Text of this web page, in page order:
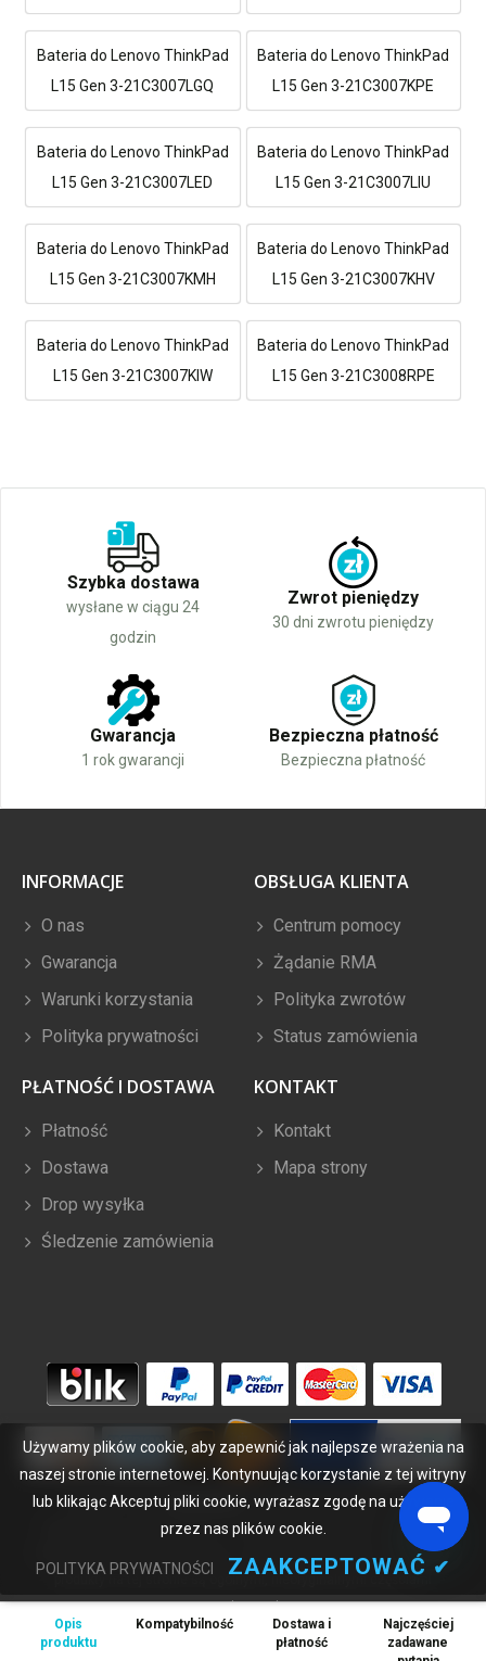
Opis
produktu
Kompatybilność
Dostawa i
płatność
Najczęściej
zadawane
Bateria do Lenovo ThinkPad
L15 Gen 3-21C3007LGQ
Bateria do Lenovo ThinkPad
L15 Gen 3-21C3007KPE
Bateria do Lenovo ThinkPad
L15 Gen 3-21C3007LED
Bateria do Lenovo ThinkPad
L15 Gen 3-21C3007LIU
Bateria do Lenovo ThinkPad
L15 Gen 3-21C3007KMH
Bateria do Lenovo ThinkPad
L15 Gen 3-21C3007KHV
Bateria do Lenovo ThinkPad
L15 Gen 3-21C3007KIW
Bateria do Lenovo ThinkPad
L15 Gen 3-21C3008RPE
Szybka dostawa
wysłane w ciągu 24
godzin
Zwrot pieniędzy
30 dni zwrotu pieniędzy
Gwarancja
1 rok gwarancji
Bezpieczna płatność
Bezpieczna płatność
INFORMACJE
O nas
Gwarancja
Warunki korzystania
Polityka prywatności
OBSŁUGA KLIENTA
Centrum pomocy
Żądanie RMA
Polityka zwrotów
Status zamówienia
PŁATNOŚĆ I DOSTAWA
Płatność
Dostawa
Drop wysyłka
Śledzenie zamówienia
KONTAKT
Kontakt
Mapa strony
Copyright ©2026 bateriabuy.pl. Wszelkie prawa zastrzeżone.
Wyznaczone znaki handlowe i marki są własnością ich właścicieli.
BateriaBuy.pl nie jest powiązany z żadnymi markami OEM. Wszystkie
produkty na tej stronie są ogólnymi, nieoryginalnymi częściami
zamiennymi.
Wymienione nazwy marek i oznaczenia modeli mają jedynie na celu
Używamy plików cookie, aby zapewnić jak najlepsze wrażenia na
naszej stronie internetowej. Kontynuując korzystanie z tej witryny
lub klikając Akceptuj pliki cookie, wyrażasz zgodę na używanie
przez nas plików cookie.
POLITYKA PRYWATNOŚCI ZAAKCEPTOWAĆ ✔